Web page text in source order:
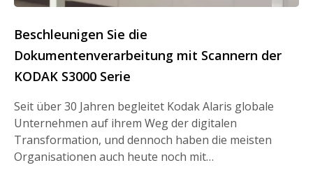
Beschleunigen Sie die
Dokumentenverarbeitung mit Scannern der
KODAK S3000 Serie
Seit über 30 Jahren begleitet Kodak Alaris globale
Unternehmen auf ihrem Weg der digitalen
Transformation, und dennoch haben die meisten
Organisationen auch heute noch mit…